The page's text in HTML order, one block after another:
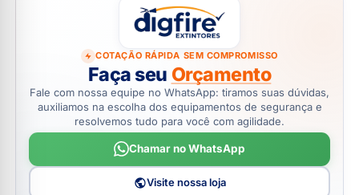
COTAÇÃO RÁPIDA SEM COMPROMISSO
Faça seu Orçamento
Fale com nossa equipe no WhatsApp: tiramos suas dúvidas,
auxiliamos na escolha dos equipamentos de segurança e
resolvemos tudo para você com agilidade.
Chamar no WhatsApp
Visite nossa loja